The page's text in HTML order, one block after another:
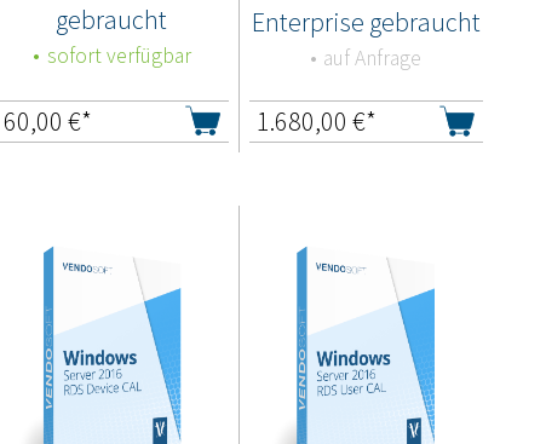
gebraucht
sofort verfügbar
60,00 €*
Enterprise gebraucht
auf Anfrage
1.680,00 €*